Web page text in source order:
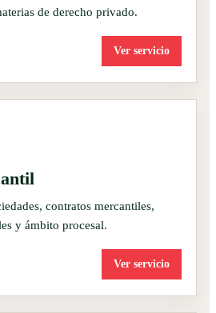
de derecho privado.
Ver servicio
contratos mercantiles,
y ámbito procesal.
Ver servicio